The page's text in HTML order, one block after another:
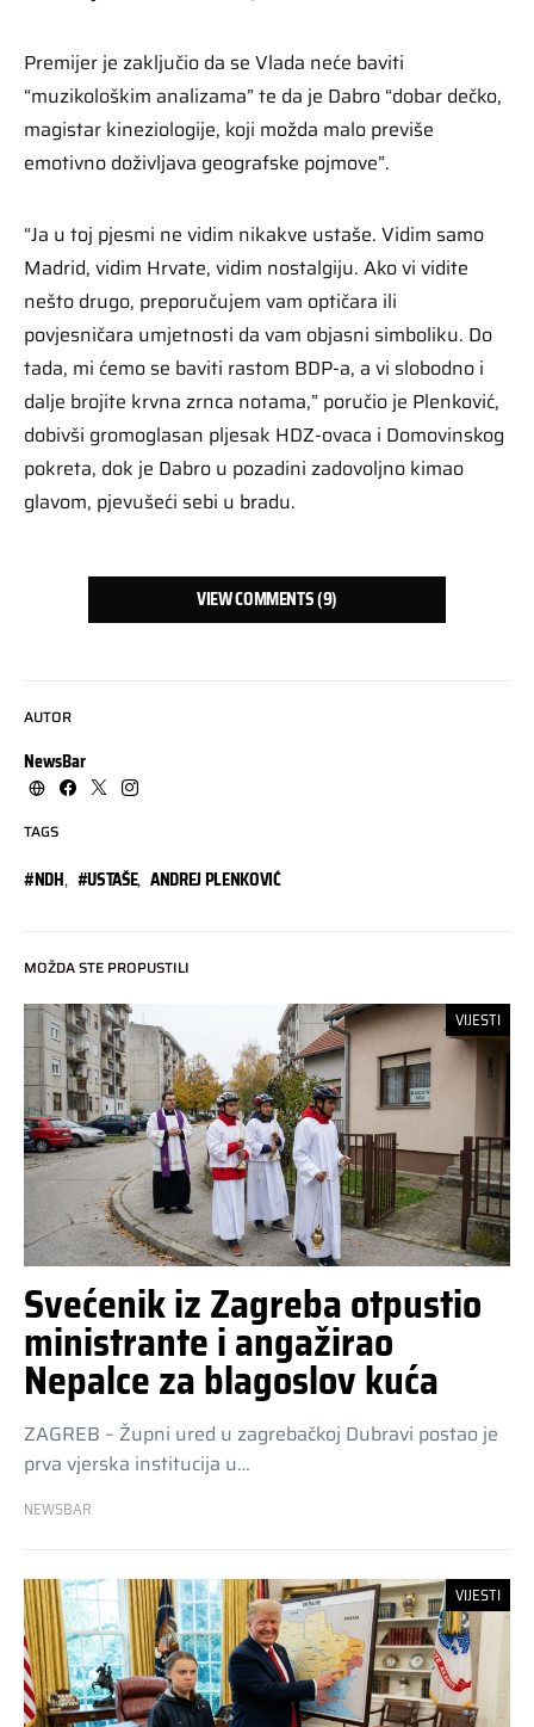
AUTOR
NewsBar
TAGS
#NDH, #USTAŠE, ANDREJ PLENKOVIĆ
Premijer je zaključio da se Vlada neće baviti
“muzikološkim analizama” te da je Dabro “dobar dečko,
magistar kineziologije, koji možda malo previše
emotivno doživljava geografske pojmove”.
“Ja u toj pjesmi ne vidim nikakve ustaše. Vidim samo
Madrid, vidim Hrvate, vidim nostalgiju. Ako vi vidite
nešto drugo, preporučujem vam optičara ili
povjesničara umjetnosti da vam objasni simboliku. Do
tada, mi ćemo se baviti rastom BDP-a, a vi slobodno i
dalje brojite krvna zrnca notama,” poručio je Plenković,
dobivši gromoglasan pljesak HDZ-ovaca i Domovinskog
pokreta, dok je Dabro u pozadini zadovoljno kimao
glavom, pjevušeći sebi u bradu.
VIEW COMMENTS (9)
MOŽDA STE PROPUSTILI
VIJESTI
Svećenik iz Zagreba otpustio
ministrante i angažirao
Nepalce za blagoslov kuća
ZAGREB – Župni ured u zagrebačkoj Dubravi postao je
prva vjerska institucija u…
NEWSBAR
VIJESTI